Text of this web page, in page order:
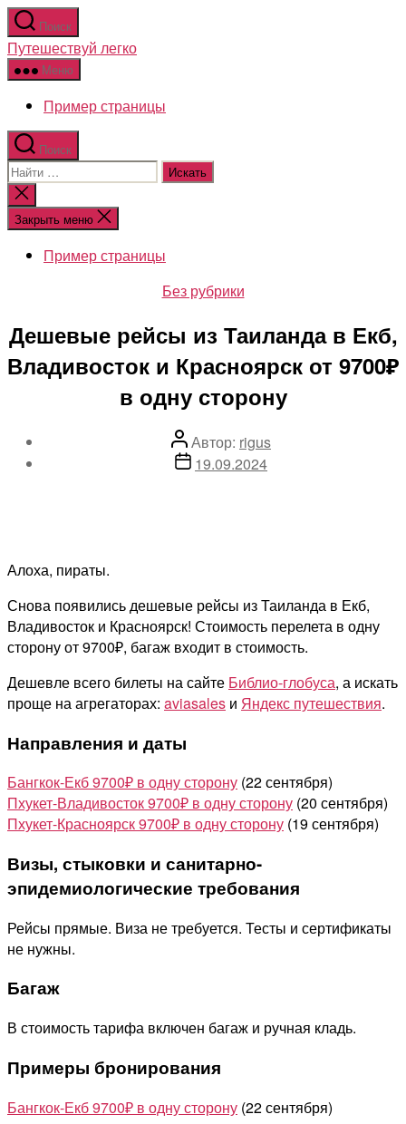
Перейти
к
содержимому
Поиск
Путешествуй легко
Меню
Пример страницы
Поиск
Поиск:
Закрыть
поиск
Закрыть меню
Пример страницы
Рубрики
Без рубрики
Дешевые рейсы из Таиланда в Екб,
Владивосток и Красноярск от 9700₽
в одну сторону
Автор
записи
Автор: rigus
Дата19.09.2024
Алоха, пираты.
Снова появились дешевые рейсы из Таиланда в Екб,
Владивосток и Красноярск! Стоимость перелета в одну
сторону от 9700₽, багаж входит в стоимость.
Дешевле всего билеты на сайте Библио-глобуса, а искать
проще на агрегаторах: aviasales и Яндекс путешествия.
Направления и даты
Бангкок-Екб 9700₽ в одну сторону (22 сентября)
Пхукет-Владивосток 9700₽ в одну сторону (20 сентября)
Пхукет-Красноярск 9700₽ в одну сторону (19 сентября)
Визы, стыковки и санитарно-
эпидемиологические требования
Рейсы прямые. Виза не требуется. Тесты и сертификаты
не нужны.
Багаж
В стоимость тарифа включен багаж и ручная кладь.
Примеры бронирования
Бангкок-Екб 9700₽ в одну сторону (22 сентября)